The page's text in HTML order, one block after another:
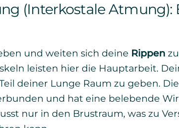
(Interkostale Atmung):
und weiten sich deine Rippen
leisten hier die Hauptarbeit.
deiner Lunge Raum zu geben.
und hat eine belebende
nur in den Brustraum, was zu